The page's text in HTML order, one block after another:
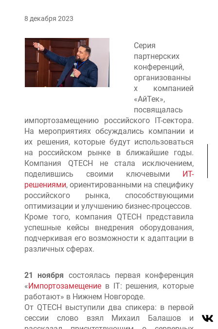
8 декабря 2023
Серия
партнерских
конференций,
организованны
х компанией
«АйТек»,
посвящалась
импортозамещению российского IT-сектора.
На мероприятиях обсуждались компании и
их решения, которые будут использоваться
на российском рынке в ближайшие годы.
Компания QTECH не стала исключением,
поделившись своими ключевыми ИТ-
решениями, ориентированными на специфику
российского рынка, способствующими
оптимизации и улучшению бизнес-процессов.
Кроме того, компания QTECH представила
успешные кейсы внедрения оборудования,
подчеркивая его возможности к адаптации в
различных сферах.
21 ноября состоялась первая конференция
«Импортозамещение в IT: решения, которые
работают» в Нижнем Новгороде.
От QTECH выступили два спикера: в первой
сессии слово взял Михаил Балашов и